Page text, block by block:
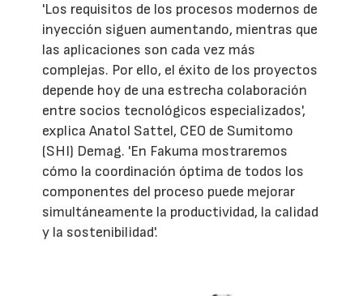
'Los requisitos de los procesos modernos de
inyección siguen aumentando, mientras que
las aplicaciones son cada vez más
complejas. Por ello, el éxito de los proyectos
depende hoy de una estrecha colaboración
entre socios tecnológicos especializados',
explica Anatol Sattel, CEO de Sumitomo
(SHI) Demag. 'En Fakuma mostraremos
cómo la coordinación óptima de todos los
componentes del proceso puede mejorar
simultáneamente la productividad, la calidad
y la sostenibilidad'.